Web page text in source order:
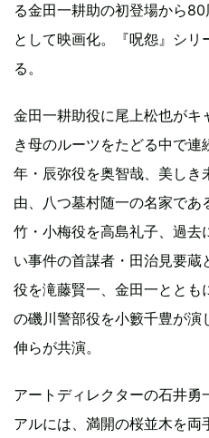
る金田一耕助の初登場から
として映画化。『呪怨』シ
る。
金田一耕助役に尾上松也が
き母のルーツをたどる中で
年・辰弥役を奥智哉、美し
由、八つ墓村随一の名家で
竹・小梅役を高島礼子、過去
い事件の首謀者・田治見要
役を滝藤賢一、金田一とと
の磯川警部役を小籔千豊が演
伸らが共演。
アートディレクターの石井勇
アルには、満開の桜並木を